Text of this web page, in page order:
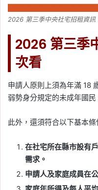
2026 第三季中央社宅招租資訊
2026 第三季
次看
申請人原則上須為年滿 18
弱勢身分規定的未成年國
此外，還須符合以下基本條
在社宅所在縣市設有
需求。
申請人及家庭成員在